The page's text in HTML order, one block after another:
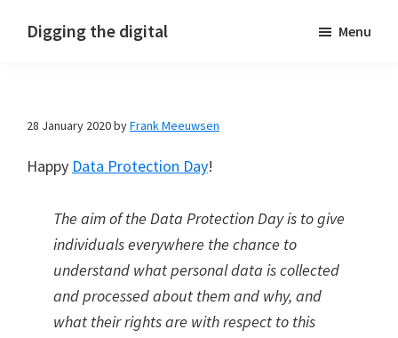
Digging the digital Menu
28 January 2020byFrank Meeuwsen
Happy Data Protection Day!
The aim of the Data Protection Day is to give
individuals everywhere the chance to
understand what personal data is collected
and processed about them and why, and
what their rights are with respect to this